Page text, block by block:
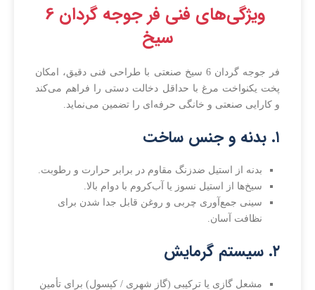
ویژگی‌های فنی فر جوجه گردان 6
سیخ
فر جوجه گردان 6 سیخ صنعتی با طراحی فنی دقیق، امکان
پخت یکنواخت مرغ با حداقل دخالت دستی را فراهم می‌کند
و کارایی صنعتی و خانگی حرفه‌ای را تضمین می‌نماید.
۱. بدنه و جنس ساخت
بدنه از استیل ضدزنگ مقاوم در برابر حرارت و رطوبت.
سیخ‌ها از استیل نسوز یا آب‌کروم با دوام بالا.
سینی جمع‌آوری چربی و روغن قابل جدا شدن برای
نظافت آسان.
۲. سیستم گرمایش
مشعل گازی یا ترکیبی (گاز شهری / کپسول) برای تأمین